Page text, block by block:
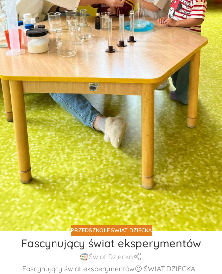
PRZEDSZKOLE ŚWIAT DZIECKA
Fascynujący świat eksperymentów
Świat Dziecka
Fascynujący świat eksperymentów🙂 ŚWIAT DZIECKA -